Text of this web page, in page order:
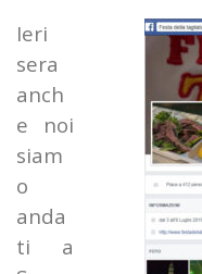
INFORMAZIONI
Ieri
sera
anch
e noi
siam
o
anda
ti a